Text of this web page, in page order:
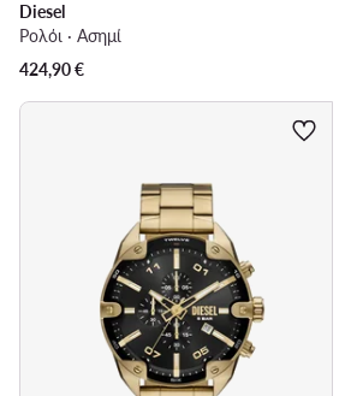
Diesel
Ρολόι · Ασημί
424,90€